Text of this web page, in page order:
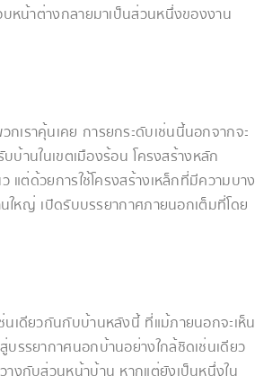
บหน้าต่างกลายมาเป็นส่วนหนึ่งของงาน
เราคุ้นเคย การยกระดับเช่นนี้นอกจากจะ
บ้านในเขตเมืองร้อน โครงสร้างหลัก
ต่ด้วยการใช้โครงสร้างเหล็กที่มีความบาง
ใหญ่ เปิดรับบรรยากาศภายนอกเต็มที่โดย
เดียวกันกับบ้านหลังนี้ ที่แม้ภายนอกจะเห็น
รยากาศนอกบ้านอย่างใกล้ชิดเช่นเดียว
งกับส่วนหน้าบ้าน หากแต่ยังเป็นหนึ่งใน